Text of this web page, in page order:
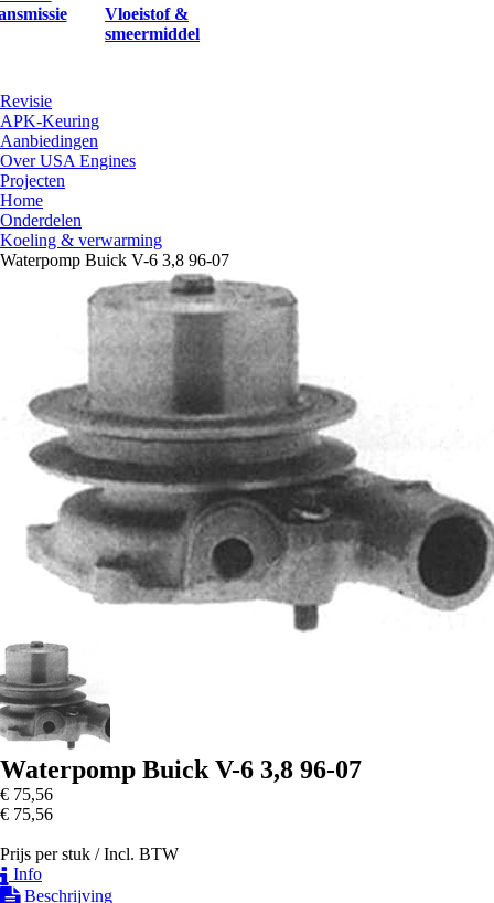
Vloeistof &
smeermiddel
Revisie
APK-Keuring
Aanbiedingen
Over USA Engines
Projecten
Home
Onderdelen
Koeling & verwarming
Waterpomp Buick V-6 3,8 96-07
Waterpomp Buick V-6 3,8 96-07
€ 75,56
€ 75,56
Prijs per stuk /Incl. BTW
Info
Beschrijving